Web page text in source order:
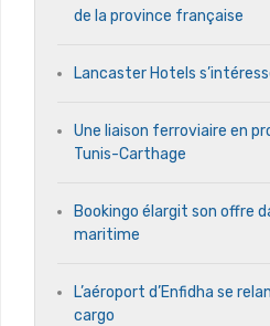
de la province française
Lancaster Hotels
Une liaison ferroviaire en
Tunis-Carthage
Bookingo élargit son offre
maritime
L’aéroport d’Enfidha se
cargo